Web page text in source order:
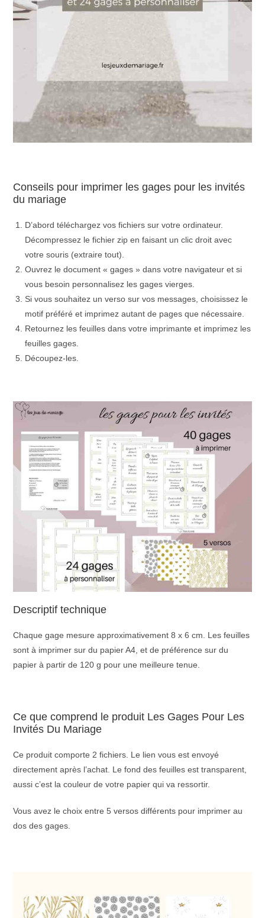
Conseils pour imprimer les gages pour les invités
du mariage
D’abord téléchargez vos fichiers sur votre ordinateur.
Décompressez le fichier zip en faisant un clic droit avec
votre souris (extraire tout).
Ouvrez le document « gages » dans votre navigateur et si
vous besoin personnalisez les gages vierges.
Si vous souhaitez un verso sur vos messages, choisissez le
motif préféré et imprimez autant de pages que nécessaire.
Retournez les feuilles dans votre imprimante et imprimez les
feuilles gages.
Découpez-les.
Descriptif technique
Chaque gage mesure approximativement 8 x 6 cm. Les feuilles
sont à imprimer sur du papier A4, et de préférence sur du
papier à partir de 120 g pour une meilleure tenue.
Ce que comprend le produit Les Gages Pour Les
Invités Du Mariage
Ce produit comporte 2 fichiers. Le lien vous est envoyé
directement après l’achat. Le fond des feuilles est transparent,
aussi c’est la couleur de votre papier qui va ressortir.
Vous avez le choix entre 5 versos différents pour imprimer au
dos des gages.